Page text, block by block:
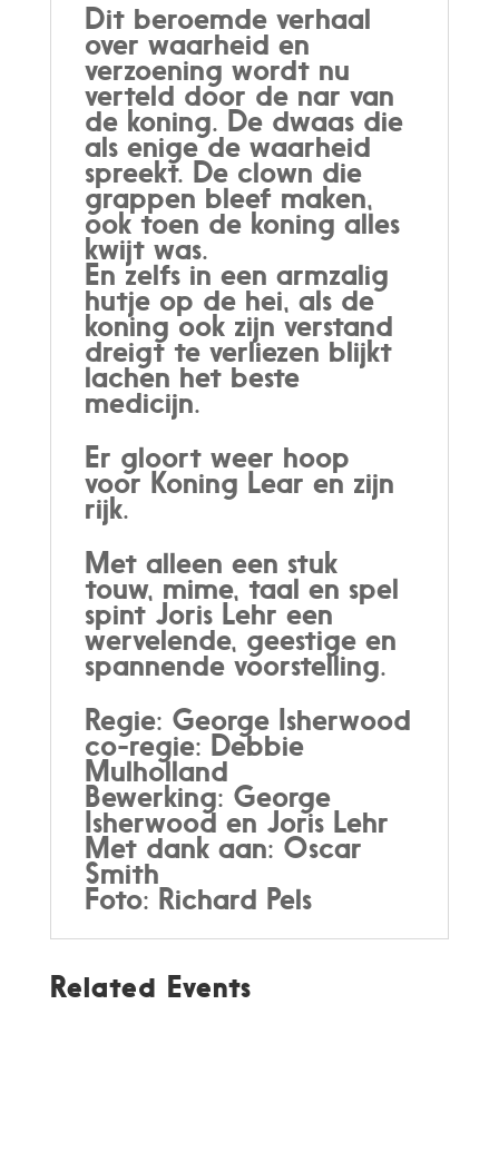
Dit beroemde verhaal
over waarheid en
verzoening wordt nu
verteld door de nar van
de koning. De dwaas die
als enige de waarheid
spreekt. De clown die
grappen bleef maken,
ook toen de koning alles
kwijt was.
En zelfs in een armzalig
hutje op de hei, als de
koning ook zijn verstand
dreigt te verliezen blijkt
lachen het beste
medicijn.
Er gloort weer hoop
voor Koning Lear en zijn
rijk.
Met alleen een stuk
touw, mime, taal en spel
spint Joris Lehr een
wervelende, geestige en
spannende voorstelling.
Regie: George Isherwood
co-regie: Debbie
Mulholland
Bewerking: George
Isherwood en Joris Lehr
Met dank aan: Oscar
Smith
Foto: Richard Pels
Related Events